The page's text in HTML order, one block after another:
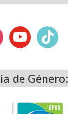
de Género: